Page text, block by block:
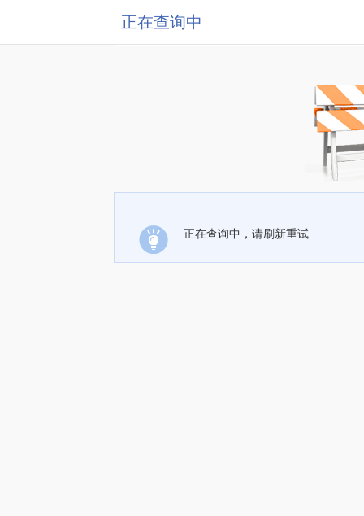
正在查询中
正在查询中，请刷新重试